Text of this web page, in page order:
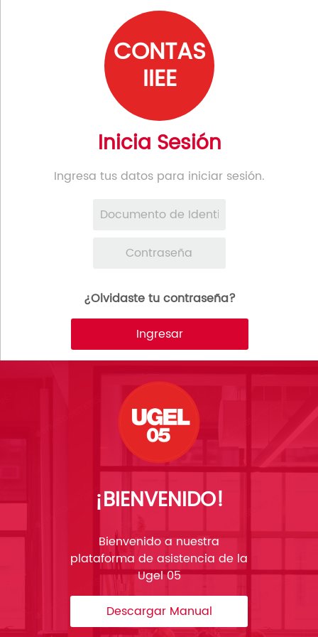
CONTAS
IIEE
Inicia Sesión
Ingresa tus datos para iniciar sesión.
¿Olvidaste tu contraseña?
Ingresar
¡BIENVENIDO!
Bienvenido a nuestra
plataforma de asistencia de la
Ugel 05
Descargar Manual